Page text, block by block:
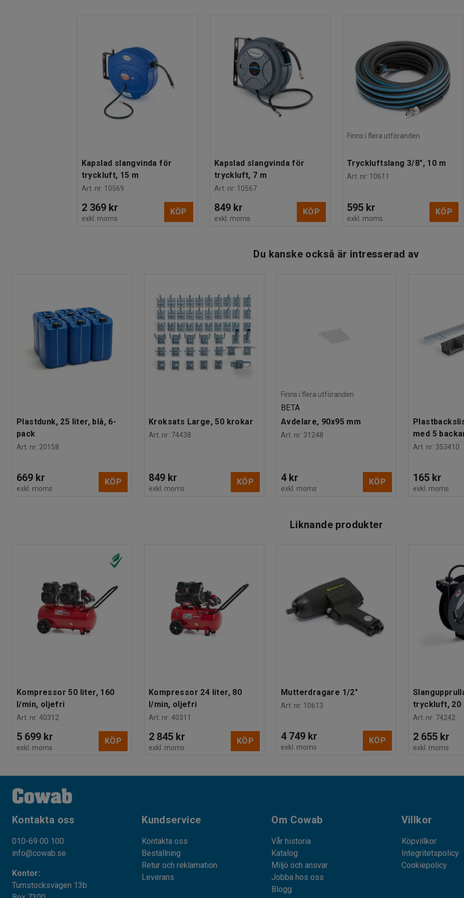
Kapslad slangvinda för
tryckluft, 15 m
Art. nr: 10569
2 369 kr
exkl. moms
KÖP
Kapslad slangvinda för
tryckluft, 7 m
Art. nr: 10567
849 kr
exkl. moms
KÖP
Finns i flera utföranden
Tryckluftslang 3/8", 10 m
Art. nr: 10611
595 kr
exkl. moms
KÖP
Du kanske också är intresserad av
Plastdunk, 25 liter, blå, 6-
pack
Art. nr: 20158
669 kr
exkl. moms
KÖP
Kroksats Large, 50 krokar
Art. nr: 74438
849 kr
exkl. moms
KÖP
Finns i flera utföranden
BETA
Avdelare, 90x95 mm
Art. nr: 31248
4 kr
exkl. moms
KÖP
med 5
Art. nr: 353410
165 kr
exkl. moms
Liknande produkter
Kompressor 50 liter, 160
l/min, oljefri
Art. nr: 40312
5 699 kr
exkl. moms
KÖP
Kompressor 24 liter, 80
l/min, oljefri
Art. nr: 40311
2 845 kr
exkl. moms
KÖP
Mutterdragare 1/2"
Art. nr: 10613
4 749 kr
exkl. moms
KÖP
tryckluft, 20
Art. nr: 74242
2 655 kr
exkl. moms
Kontakta oss
010-69 00 100
info@cowab.se
Kontor:
Tumstocksvägen 13b
Kundservice
Kontakta oss
Beställning
Retur och reklamation
Leverans
Om Cowab
Vår historia
Katalog
Miljö och ansvar
Jobba hos oss
Blogg
Villkor
Köpvillkor
Integritetspolicy
Cookiepolicy